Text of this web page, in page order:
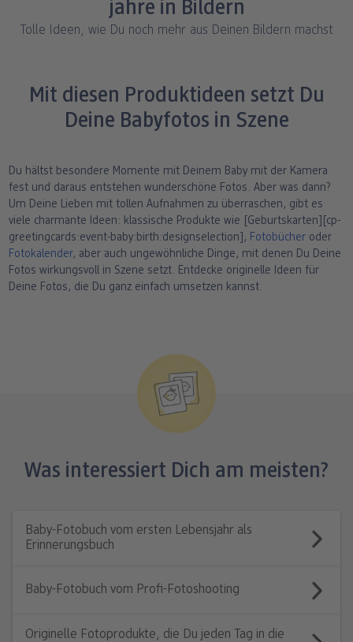
Art Prints
Fotomagnete
Fotosticker
Fotoaufsteller mit Standfuß
Biometrisches Passbild
Analog Services
Poster
hexxas
Poster mit Rahmen
Mehrteilige Bilder
Fotoleiste
Große Fotos
Handyhüllen
Schule & Büro
Baby & Kind
Für unterwegs
Geschenkboxen
Art Prints
Haustier
Einschulung
Karte konfigurieren
Klappkarten
Foto- & Postkarten
Karte mit Einsteckfoto
Einzelkarten im Direktversand
Fotoleinwand
jahre in Bildern
Tolle Ideen, wie Du noch mehr aus Deinen Bildern machst
Mit diesen Produktideen setzt Du
Deine Babyfotos in Szene
Du hältst besondere Momente mit Deinem Baby mit der Kamera
fest und daraus entstehen wunderschöne Fotos. Aber was dann?
Um Deine Lieben mit tollen Aufnahmen zu überraschen, gibt es
viele charmante Ideen: klassische Produkte wie [Geburtskarten][cp-
greetingcards:event-baby:birth:designselection], Fotobücher oder
Fotokalender, aber auch ungewöhnliche Dinge, mit denen Du Deine
Fotos wirkungsvoll in Szene setzt. Entdecke originelle Ideen für
Deine Fotos, die Du ganz einfach umsetzen kannst.
Was interessiert Dich am meisten?
Baby-Fotobuch vom ersten Lebensjahr als
Erinnerungsbuch
Baby-Fotobuch vom Profi-Fotoshooting
Originelle Fotoprodukte, die Du jeden Tag in die